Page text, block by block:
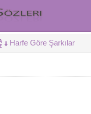
Harfe Göre Şarkılar